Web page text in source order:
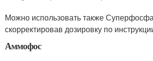
Можно использовать также
скорректировав дозировку по
Аммофос